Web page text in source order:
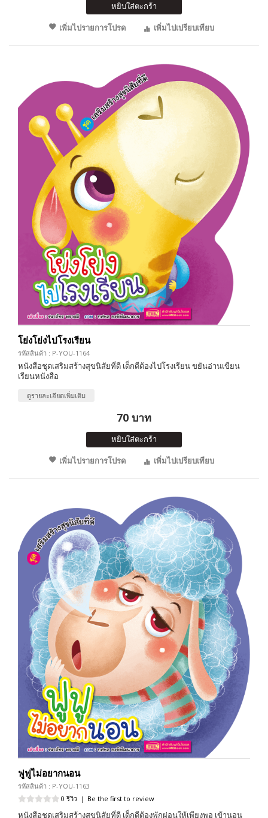
หยิบใส่ตะกร้า
เพิ่มไปรายการโปรด
เพิ่มไปเปรียบเทียบ
โย่งโย่งไปโรงเรียน
รหัสสินค้า : P-YOU-1164
หนังสือชุดเสริมสร้างสุขนิสัยที่ดี เด็กดีต้องไปโรงเรียน ขยันอ่านเขียน
เรียนหนังสือ
ดูรายละเอียดเพิ่มเติม
70 บาท
หยิบใส่ตะกร้า
เพิ่มไปรายการโปรด
เพิ่มไปเปรียบเทียบ
ฟูฟูไม่อยากนอน
รหัสสินค้า : P-YOU-1163
0 รีวิว | Be the first to review
หนังสือชุดเสริมสร้างสุขนิสัยที่ดี เด็กดีต้องพักผ่อนให้เพียงพอ เข้านอน